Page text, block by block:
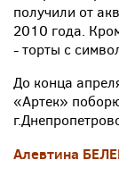
получили от
2010 года.
- торты с
До конца
«Артек»
Алевтина